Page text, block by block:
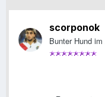
scorponok
Bunter Hund